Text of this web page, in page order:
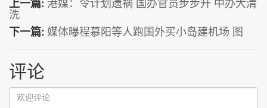
上一篇: 港媒：令计划遗祸 国办官员步步升 中办大清
洗
下一篇: 媒体曝程慕阳等人跑国外买小岛建机场 图
评论